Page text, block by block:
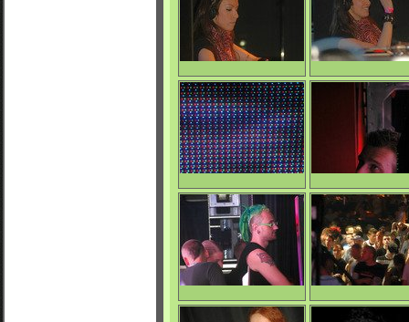
Candy Cox
0/4944
Candy Cox
Led display
0/4904
Rank D.
Apokalypsa Candy Cox